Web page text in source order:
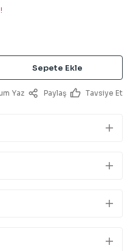
Sepete Ekle
Yaz Paylaş Tavsiye Et